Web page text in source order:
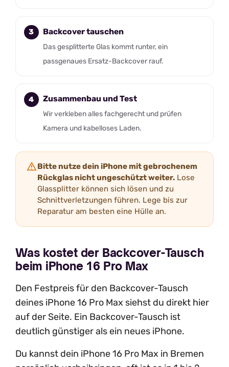
Backcover tauschen
Das gesplitterte Glas kommt runter, ein
passgenaues Ersatz-Backcover rauf.
Zusammenbau und Test
Wir verkleben alles fachgerecht und prüfen
Kamera und kabelloses Laden.
Bitte nutze dein iPhone mit gebrochenem
Rückglas nicht ungeschützt weiter. Lose
Glassplitter können sich lösen und zu
Schnittverletzungen führen. Lege bis zur
Reparatur am besten eine Hülle an.
Was kostet der Backcover-Tausch
beim iPhone 16 Pro Max
Den Festpreis für den Backcover-Tausch
deines iPhone 16 Pro Max siehst du direkt hier
auf der Seite. Ein Backcover-Tausch ist
deutlich günstiger als ein neues iPhone.
Du kannst dein iPhone 16 Pro Max in Bremen